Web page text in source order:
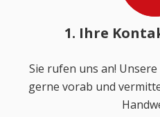
1. Ihre
Sie rufen uns an!
gerne vorab und